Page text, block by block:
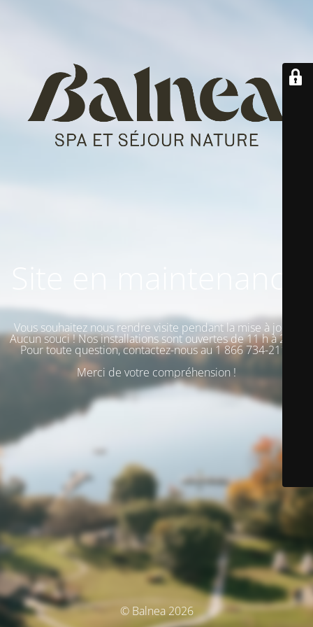
Vous souhaitez nous rendre visite pendant la mise à jour ?
Aucun souci ! Nos installations sont ouvertes de 11 h à 20 h.
Pour toute question, contactez-nous au 1 866 734-2110
Merci de votre compréhension !
© Balnea 2026